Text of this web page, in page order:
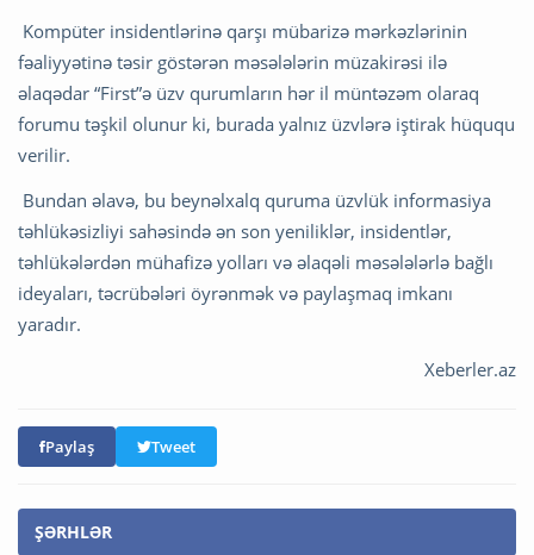
Kompüter insidentlərinə qarşı mübarizə mərkəzlərinin
fəaliyyətinə təsir göstərən məsələlərin müzakirəsi ilə
əlaqədar “First”ə üzv qurumların hər il müntəzəm olaraq
forumu təşkil olunur ki, burada yalnız üzvlərə iştirak hüququ
verilir.
Bundan əlavə, bu beynəlxalq quruma üzvlük informasiya
təhlükəsizliyi sahəsində ən son yeniliklər, insidentlər,
təhlükələrdən mühafizə yolları və əlaqəli məsələlərlə bağlı
ideyaları, təcrübələri öyrənmək və paylaşmaq imkanı
yaradır.
Xeberler.az
Paylaş Tweet
ŞƏRHLƏR